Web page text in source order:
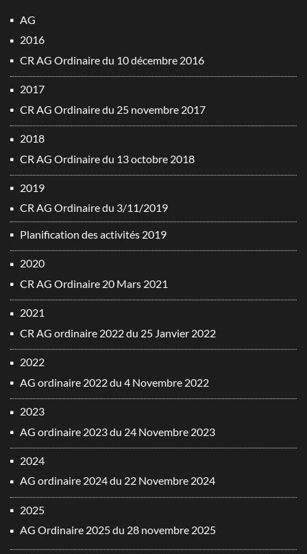
AG
2016
CR AG Ordinaire du 10 décembre 2016
2017
CR AG Ordinaire du 25 novembre 2017
2018
CR AG Ordinaire du 13 octobre 2018
2019
CR AG Ordinaire du 3/11/2019
Planification des activités 2019
2020
CR AG Ordinaire 20 Mars 2021
2021
CR AG ordinaire 2022 du 25 Janvier 2022
2022
AG ordinaire 2022 du 4 Novembre 2022
2023
AG ordinaire 2023 du 24 Novembre 2023
2024
AG ordinaire 2024 du 22 Novembre 2024
2025
AG Ordinaire 2025 du 28 novembre 2025